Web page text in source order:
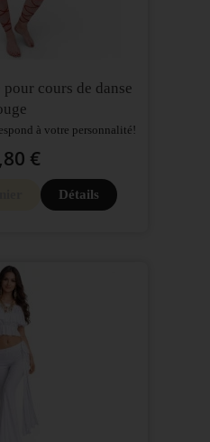
cours de danse
à votre personnalité!
€
Détails